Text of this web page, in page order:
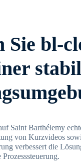
Sie bl-
Saint Barthélemy
von Kurzvideos
verbessert die